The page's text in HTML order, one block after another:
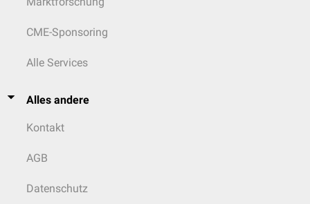
CME-Sponsoring
Alle Services
Alles andere
Kontakt
AGB
Datenschutz